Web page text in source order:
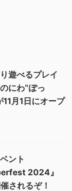
遊べるプレイ
にわ‟ぽっ
月1日にオープ
ント
2024』
されるぞ！